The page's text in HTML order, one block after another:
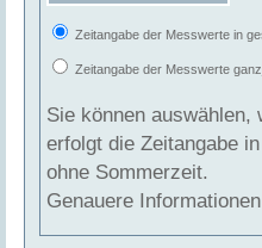
Zeitangabe der Messwerte in
Zeitangabe der Messwerte
Sie können auswählen,
erfolgt die Zeitangabe
ohne Sommerzeit.
Genauere